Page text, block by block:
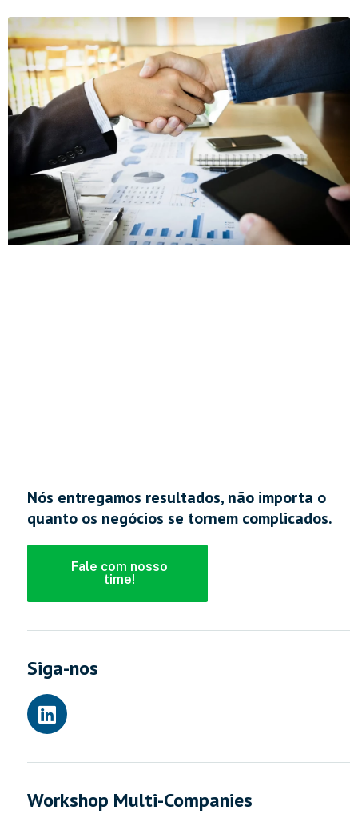
Nós entregamos resultados, não importa o
quanto os negócios se tornem complicados.
Fale com nosso
time!
Siga-nos
Workshop Multi-Companies